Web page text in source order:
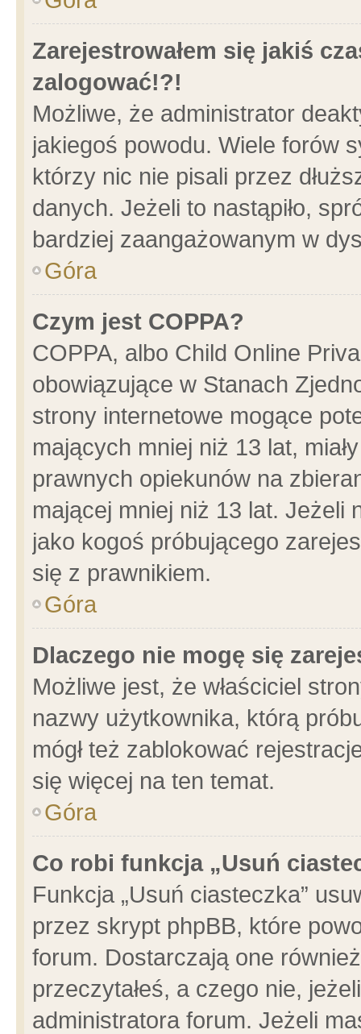
Zarejestrowałem się jakiś
zalogować!?!
Możliwe, że administrator
jakiegoś powodu. Wiele forów
którzy nic nie pisali przez
danych. Jeżeli to nastąpiło,
bardziej zaangażowanym w
Góra
Czym jest COPPA?
COPPA, albo Child Online
obowiązujące w Stanach
strony internetowe mogące
mających mniej niż 13 lat,
prawnych opiekunów na
mającej mniej niż 13 lat. Jeżeli
jako kogoś próbującego
się z prawnikiem.
Góra
Dlaczego nie mogę się
Możliwe jest, że właściciel
nazwy użytkownika, którą
mógł też zablokować
się więcej na ten temat.
Góra
Co robi funkcja „Usuń
Funkcja „Usuń ciasteczka”
przez skrypt phpBB, które
forum. Dostarczają one
przeczytałeś, a czego nie,
administratora forum. Jeżeli